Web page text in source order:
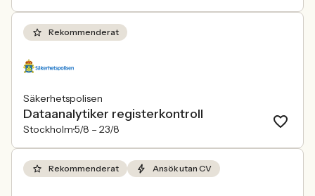
Rekommenderat
Säkerhetspolisen
Dataanalytiker registerkontroll
Stockholm5/8 – 23/8
Rekommenderat Ansök utan CV